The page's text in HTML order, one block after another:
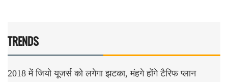
TRENDS
2018 में जियो यूजर्स को लगेगा झटका, मंहगे होंगे टैरिफ प्लान